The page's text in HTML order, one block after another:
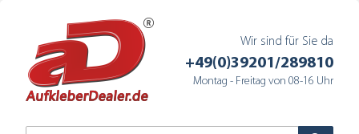
Wir sind für Sie da
+49(0)39201/289810
Montag - Freitag von 08-16 Uhr